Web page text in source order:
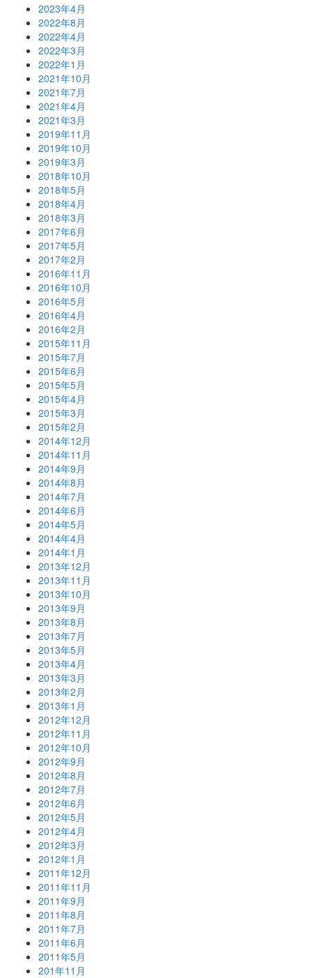
2023年4月
2022年8月
2022年4月
2022年3月
2022年1月
2021年10月
2021年7月
2021年4月
2021年3月
2019年11月
2019年10月
2019年3月
2018年10月
2018年5月
2018年4月
2018年3月
2017年6月
2017年5月
2017年2月
2016年11月
2016年10月
2016年5月
2016年4月
2016年2月
2015年11月
2015年7月
2015年6月
2015年5月
2015年4月
2015年3月
2015年2月
2014年12月
2014年11月
2014年9月
2014年8月
2014年7月
2014年6月
2014年5月
2014年4月
2014年1月
2013年12月
2013年11月
2013年10月
2013年9月
2013年8月
2013年7月
2013年5月
2013年4月
2013年3月
2013年2月
2013年1月
2012年12月
2012年11月
2012年10月
2012年9月
2012年8月
2012年7月
2012年6月
2012年5月
2012年4月
2012年3月
2012年1月
2011年12月
2011年11月
2011年9月
2011年8月
2011年7月
2011年6月
2011年5月
201年11月